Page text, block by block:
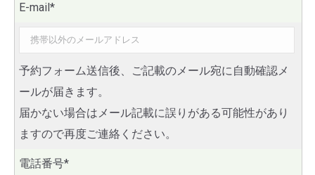
E-mail*
予約フォーム送信後、ご記載のメール宛に自動確認メ
ールが届きます。
届かない場合はメール記載に誤りがある可能性があり
ますので再度ご連絡ください。
電話番号*